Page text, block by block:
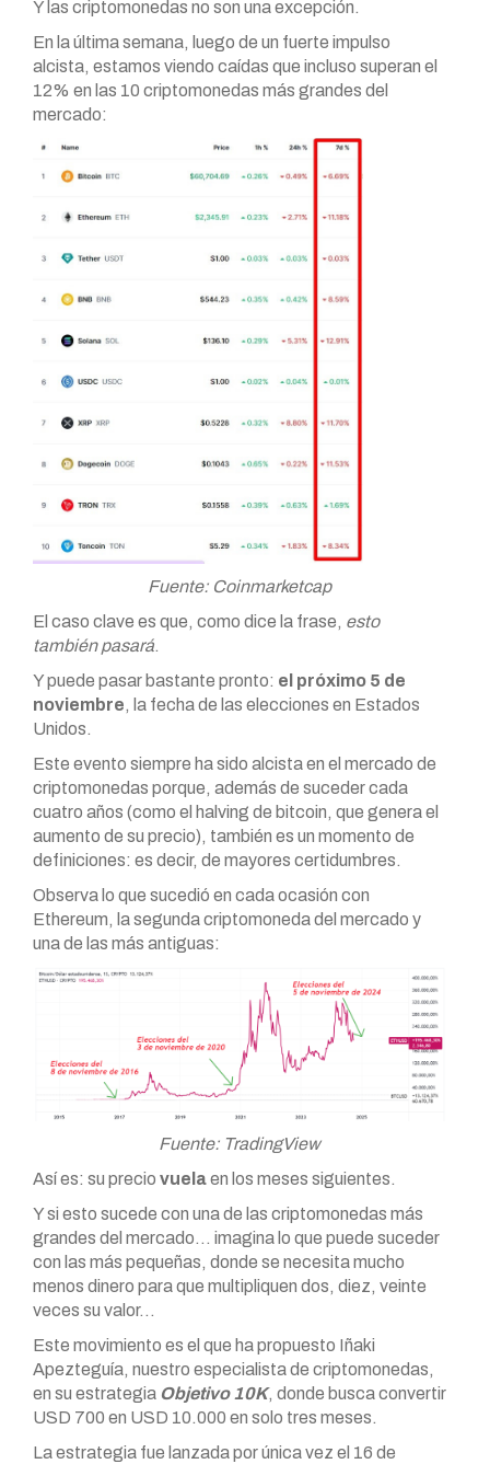
Y las criptomonedas no son una excepción.
En la última semana, luego de un fuerte impulso
alcista, estamos viendo caídas que incluso superan el
12% en las 10 criptomonedas más grandes del
mercado:
Fuente: Coinmarketcap
El caso clave es que, como dice la frase, esto
también pasará.
Y puede pasar bastante pronto: el próximo 5 de
noviembre, la fecha de las elecciones en Estados
Unidos.
Este evento siempre ha sido alcista en el mercado de
criptomonedas porque, además de suceder cada
cuatro años (como el halving de bitcoin, que genera el
aumento de su precio), también es un momento de
definiciones: es decir, de mayores certidumbres.
Observa lo que sucedió en cada ocasión con
Ethereum, la segunda criptomoneda del mercado y
una de las más antiguas:
Fuente: TradingView
Así es: su precio vuelaen los meses siguientes.
Y si esto sucede con una de las criptomonedas más
grandes del mercado… imagina lo que puede suceder
con las más pequeñas, donde se necesita mucho
menos dinero para que multipliquen dos, diez, veinte
veces su valor…
Este movimiento es el que ha propuesto Iñaki
Apezteguía, nuestro especialista de criptomonedas,
en su estrategia Objetivo 10K, donde busca convertir
USD 700 en USD 10.000 en solo tres meses.
La estrategia fue lanzada por única vez el 16 de